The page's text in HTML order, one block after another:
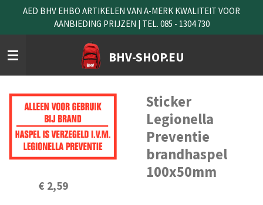
naar
de
hoofdinhoud
BHV-SHOP.EU
AED BHV EHBO ARTIKELEN VAN A-MERK KWALITEIT VOOR
AANBIEDING PRIJZEN | TEL. 085 - 1304 730
Sticker
Legionella
Preventie
brandhaspel
100x50mm
€ 2,59